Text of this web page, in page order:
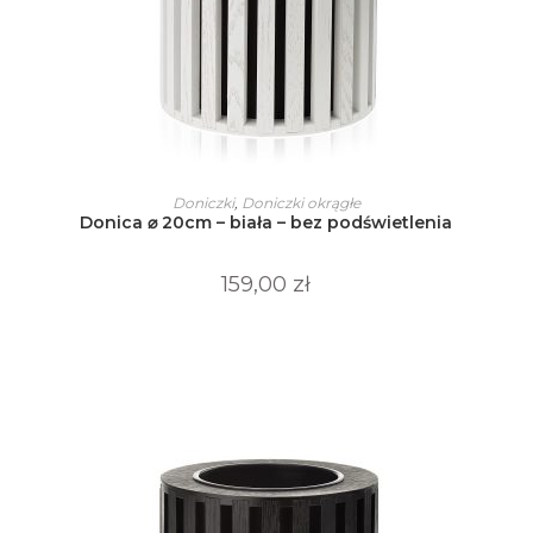
WYBIERZ OPCJE
produkt
ma
wiele
można
wybrać
Doniczki, Doniczki okrągłe
Donica ⌀ 20cm – biała – bez podświetlenia
159,00 zł